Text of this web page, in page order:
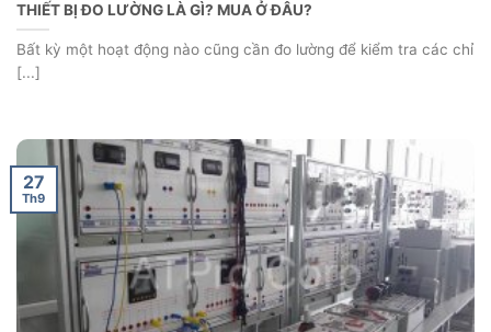
THIẾT BỊ ĐO LƯỜNG LÀ GÌ? MUA Ở ĐÂU?
Bất kỳ một hoạt động nào cũng cần đo lường để kiểm tra các chỉ
[...]
27
Th9